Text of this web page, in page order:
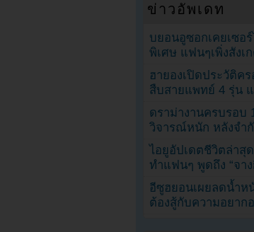
ข่าวอัพเดท
บยอนอูซอกเคยเซอ
พิเศษ แฟนๆเพิ่งสังเ
ฮายองเปิดประวัติค
สืบสายแพทย์ 4 รุ่น
ดราม่างานครบรอบ
วิจารณ์หนัก หลังจำ
ไอยูอัปเดตชีวิตล่าสุ
ทำแฟนๆ พูดถึง “จา
อีซูฮยอนเผยลดน้ำห
ต้องสู้กับความอยาก